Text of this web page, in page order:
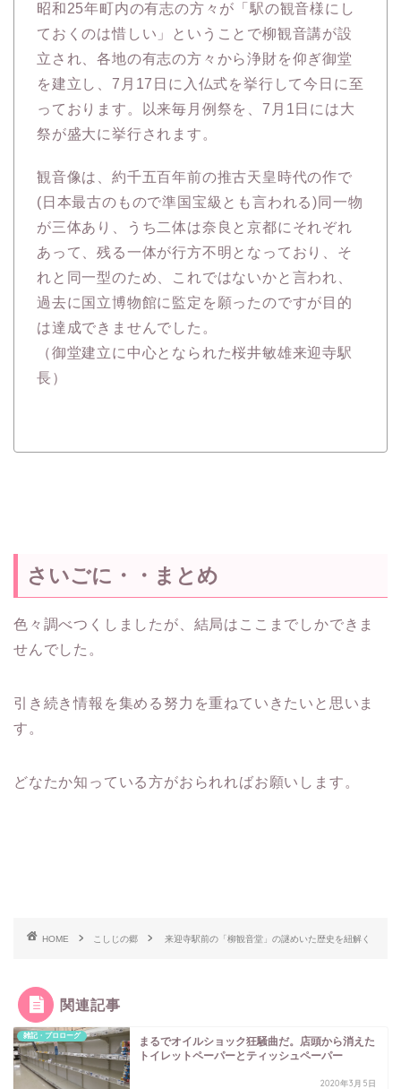
昭和25年町内の有志の方々が「駅の観音様にし
ておくのは惜しい」ということで柳観音講が設
立され、各地の有志の方々から浄財を仰ぎ御堂
を建立し、7月17日に入仏式を挙行して今日に至
っております。以来毎月例祭を、7月1日には大
祭が盛大に挙行されます。
観音像は、約千五百年前の推古天皇時代の作で
(日本最古のもので準国宝級とも言われる)同一物
が三体あり、うち二体は奈良と京都にそれぞれ
あって、残る一体が行方不明となっており、そ
れと同一型のため、これではないかと言われ、
過去に国立博物館に監定を願ったのですが目的
は達成できませんでした。
（御堂建立に中心となられた桜井敏雄来迎寺駅
長）
さいごに・・まとめ
色々調べつくしましたが、結局はここまでしかできま
せんでした。
引き続き情報を集める努力を重ねていきたいと思いま
す。
どなたか知っている方がおられればお願いします。
HOME こしじの郷 来迎寺駅前の「柳観音堂」の謎めいた歴史を紐解く
関連記事
雑記・プロローグ
まるでオイルショック狂騒曲だ。店頭から消えた
トイレットペーパーとティッシュペーパー
2020年3月5日